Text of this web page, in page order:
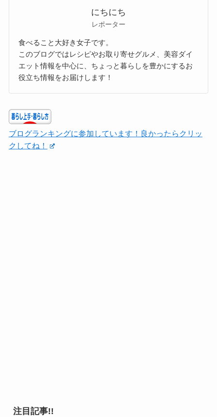
にちにち
レポーター
食べること大好き女子です。
このブログではレシピやお取り寄せグルメ、美容ダイ
エット情報を中心に、ちょっと暮らしを豊かにするお
役立ち情報をお届けします！
ブログランキングに参加しています！良かったらクリッ
クしてね！
注目記事!!